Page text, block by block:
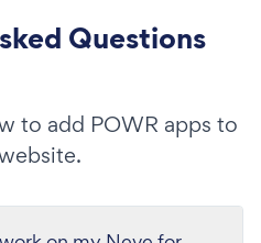
Questions
to add POWR apps to